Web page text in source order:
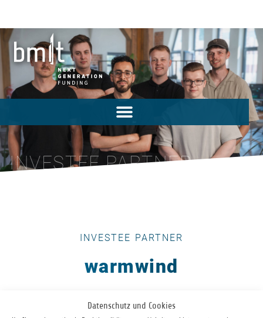
Datenschutz und Cookies
INVESTEE PARTNER
INVESTEE PARTNER
warmwind